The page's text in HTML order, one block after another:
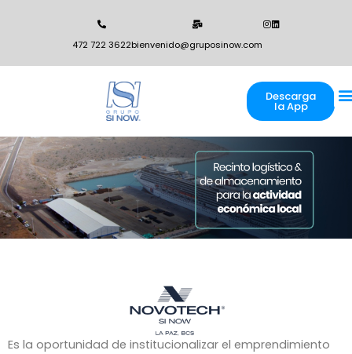
472 722 3622bienvenido@gruposinow.com
Descarga
la App
Es la oportunidad de institucionalizar el emprendimiento